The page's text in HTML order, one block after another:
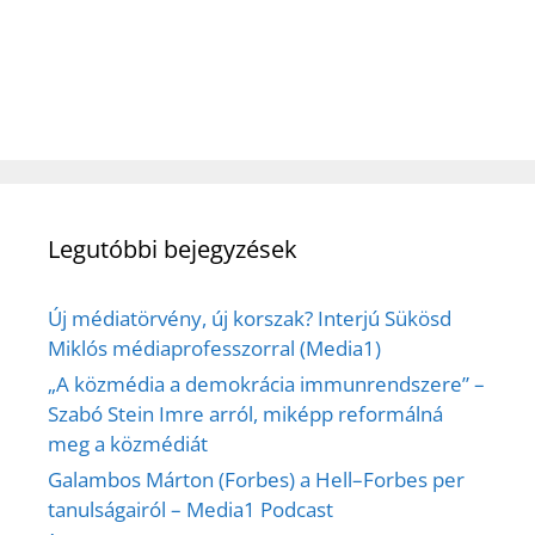
Legutóbbi bejegyzések
Új médiatörvény, új korszak? Interjú Sükösd
Miklós médiaprofesszorral (Media1)
„A közmédia a demokrácia immunrendszere” –
Szabó Stein Imre arról, miképp reformálná
meg a közmédiát
Galambos Márton (Forbes) a Hell–Forbes per
tanulságairól – Media1 Podcast